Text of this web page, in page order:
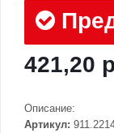
421,20
Описание:
Артикул: